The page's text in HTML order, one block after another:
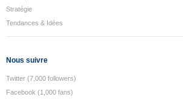
Stratégie
Tendances & Idées
Nous suivre
Twitter (7,000 followers)
Facebook (1,000 fans)